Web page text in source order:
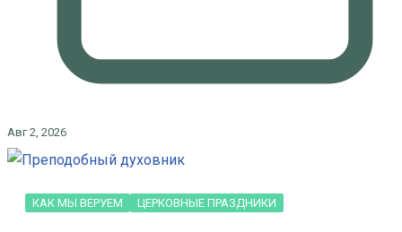
Авг 2, 2026
КАК МЫ ВЕРУЕМ ЦЕРКОВНЫЕ ПРАЗДНИКИ